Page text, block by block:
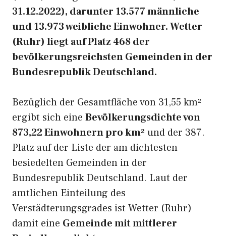
31.12.2022), darunter 13.577 männliche
und 13.973 weibliche Einwohner. Wetter
(Ruhr) liegt auf Platz 468 der
bevölkerungsreichsten Gemeinden in der
Bundesrepublik Deutschland.
Bezüglich der Gesamtfläche von 31,55 km²
ergibt sich eine Bevölkerungsdichte von
873,22 Einwohnern pro km² und der 387.
Platz auf der Liste der am dichtesten
besiedelten Gemeinden in der
Bundesrepublik Deutschland. Laut der
amtlichen Einteilung des
Verstädterungsgrades ist Wetter (Ruhr)
damit eine Gemeinde mit mittlerer